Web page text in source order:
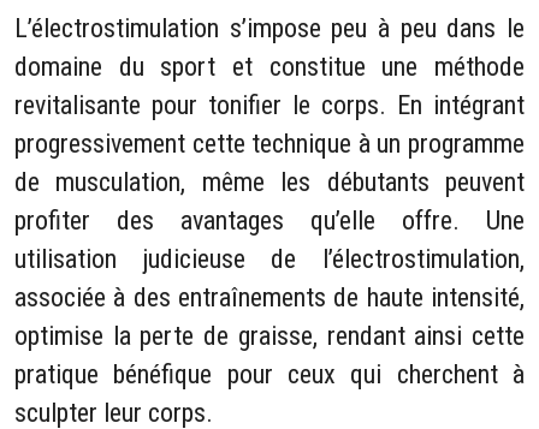
L’électrostimulation s’impose peu à peu dans le
domaine du sport et constitue une méthode
revitalisante pour tonifier le corps. En intégrant
progressivement cette technique à un programme
de musculation, même les débutants peuvent
profiter des avantages qu’elle offre. Une
utilisation judicieuse de l’électrostimulation,
associée à des entraînements de haute intensité,
optimise la perte de graisse, rendant ainsi cette
pratique bénéfique pour ceux qui cherchent à
sculpter leur corps.